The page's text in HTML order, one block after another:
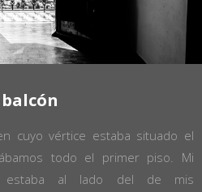
balcón
cuyo vértice estaba situado el
todo el primer piso. Mi
estaba al lado del de mis